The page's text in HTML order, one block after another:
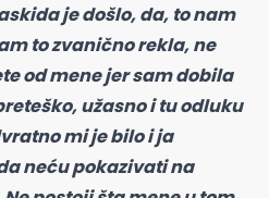
je došlo, da, to nam
to zvanično rekla, ne
od mene jer sam dobila
užasno i tu odluku
mi je bilo i ja
neću pokazivati na